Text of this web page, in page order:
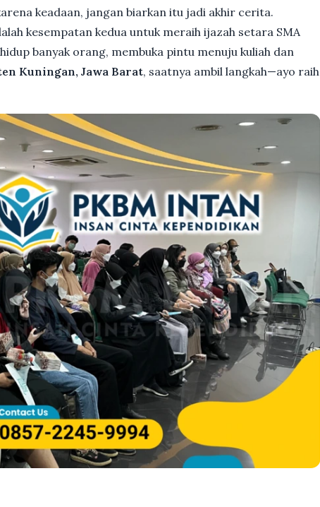
keadaan, jangan biarkan itu jadi akhir cerita.
kesempatan kedua untuk meraih ijazah setara SMA
banyak orang, membuka pintu menuju kuliah dan
Kuningan, Jawa Barat, saatnya ambil langkah—ayo raih